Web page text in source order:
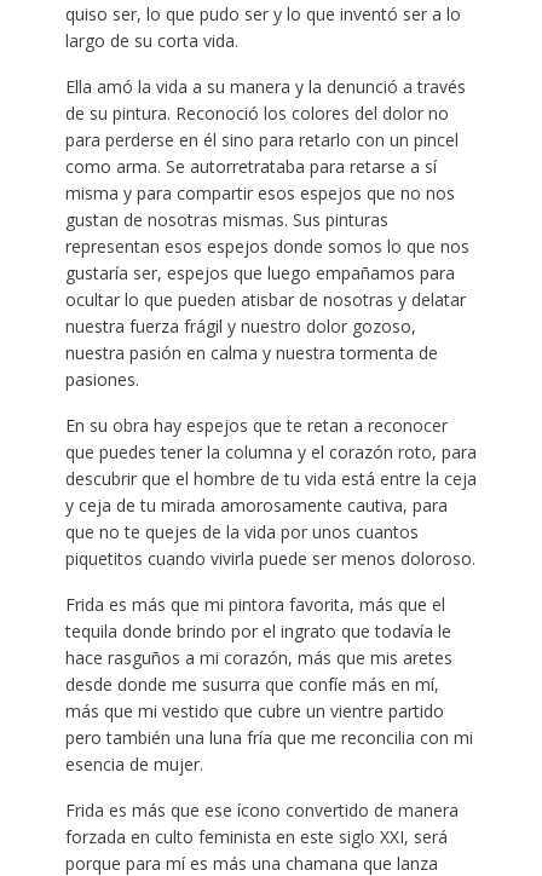
quiso ser, lo que pudo ser y lo que inventó ser a lo
largo de su corta vida.
Ella amó la vida a su manera y la denunció a través
de su pintura. Reconoció los colores del dolor no
para perderse en él sino para retarlo con un pincel
como arma. Se autorretrataba para retarse a sí
misma y para compartir esos espejos que no nos
gustan de nosotras mismas. Sus pinturas
representan esos espejos donde somos lo que nos
gustaría ser, espejos que luego empañamos para
ocultar lo que pueden atisbar de nosotras y delatar
nuestra fuerza frágil y nuestro dolor gozoso,
nuestra pasión en calma y nuestra tormenta de
pasiones.
En su obra hay espejos que te retan a reconocer
que puedes tener la columna y el corazón roto, para
descubrir que el hombre de tu vida está entre la ceja
y ceja de tu mirada amorosamente cautiva, para
que no te quejes de la vida por unos cuantos
piquetitos cuando vivirla puede ser menos doloroso.
Frida es más que mi pintora favorita, más que el
tequila donde brindo por el ingrato que todavía le
hace rasguños a mi corazón, más que mis aretes
desde donde me susurra que confíe más en mí,
más que mi vestido que cubre un vientre partido
pero también una luna fría que me reconcilia con mi
esencia de mujer.
Frida es más que ese ícono convertido de manera
forzada en culto feminista en este siglo XXI, será
porque para mí es más una chamana que lanza